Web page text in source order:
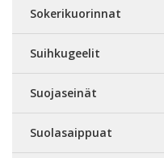
Sokerikuorinnat
Suihkugeelit
Suojaseinät
Suolasaippuat